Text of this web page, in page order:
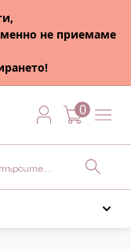
не приемаме
0